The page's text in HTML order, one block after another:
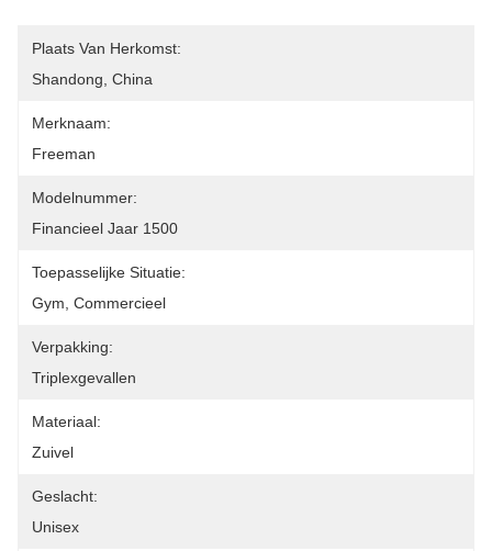
Plaats Van Herkomst:
Shandong, China
Merknaam:
Freeman
Modelnummer:
Financieel Jaar 1500
Toepasselijke Situatie:
Gym, Commercieel
Verpakking:
Triplexgevallen
Materiaal:
Zuivel
Geslacht:
Unisex